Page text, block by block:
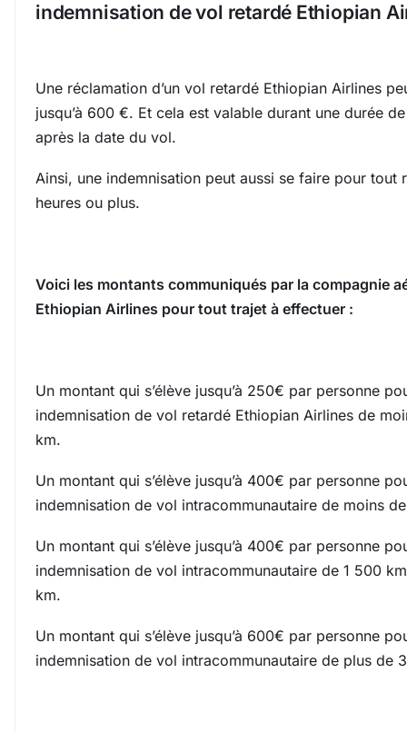
indemnisation de vol retardé Ethiopian
Une réclamation d’un vol retardé Ethiopian Airlines
jusqu’à 600 €. Et cela est valable durant une durée
après la date du vol.
Ainsi, une indemnisation peut aussi se faire pour tout
heures ou plus.
Voici les montants communiqués par la compagnie
Ethiopian Airlines pour tout trajet à effectuer :
Un montant qui s’élève jusqu’à 250€ par personne
indemnisation de vol retardé Ethiopian Airlines de
km.
Un montant qui s’élève jusqu’à 400€ par personne
indemnisation de vol intracommunautaire de moins
Un montant qui s’élève jusqu’à 400€ par personne
indemnisation de vol intracommunautaire de 1 500
km.
Un montant qui s’élève jusqu’à 600€ par personne
indemnisation de vol intracommunautaire de plus de